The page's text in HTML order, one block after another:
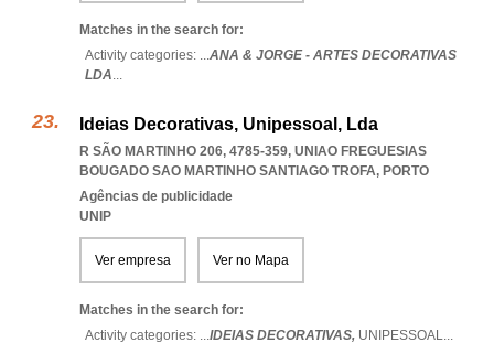
Matches in the search for:
Activity categories: ...ANA & JORGE - ARTES DECORATIVAS
LDA...
Ideias Decorativas, Unipessoal, Lda
R SÃO MARTINHO 206, 4785-359, UNIAO FREGUESIAS
BOUGADO SAO MARTINHO SANTIAGO TROFA, PORTO
Agências de publicidade
UNIP
Ver empresa Ver no Mapa
Matches in the search for:
Activity categories: ...IDEIAS DECORATIVAS, UNIPESSOAL...